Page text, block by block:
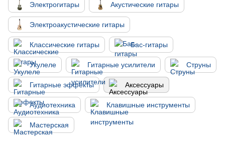
Электрогитары Акустические гитары
Электроакустические гитары
Классические гитары Бас-гитары
Укулеле Гитарные усилители Струны
Гитарные эффекты Аксессуары
Аудиотехника Клавишные инструменты
Мастерская